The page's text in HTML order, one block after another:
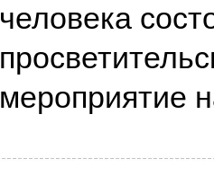
человека
мероприятие